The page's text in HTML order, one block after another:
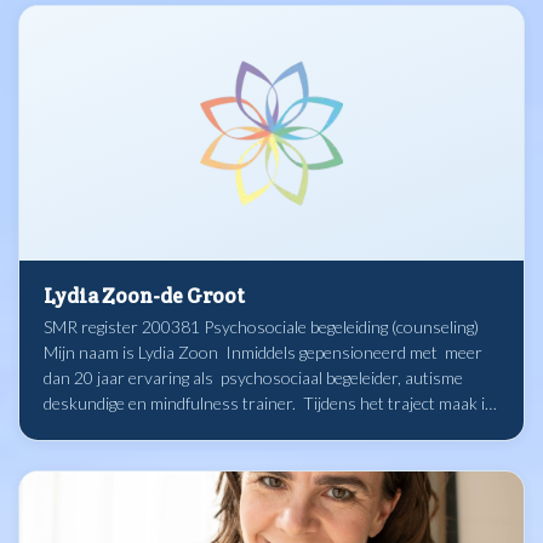
Lydia Zoon-de Groot
SMR register 200381 Psychosociale begeleiding (counseling) ​
Mijn naam is Lydia Zoon Inmiddels gepensioneerd met meer
dan 20 jaar ervaring als psychosociaal begeleider, autisme
deskundige en mindfulness trainer. ​​​ Tijdens het traject maak ik
welbevinden kan betekenen. Middels psycho-educatie en
meditatie oefeningen leer je om met milde en opmerkzame
aandacht in het huidige moment ​​aanwezig te zijn. Waardoor